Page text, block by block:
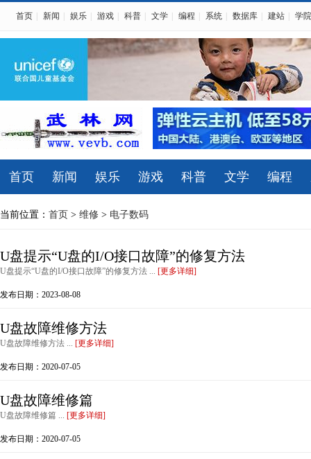
首页 新闻 娱乐 游戏 科普 文学 编程 系统 数据库 建站 学院
首页 新闻 娱乐 游戏 科普 文学 编程
当前位置： 首页 > 维修 > 电子数码
U盘提示“U盘的I/O接口故障”的修复方法
U盘提示“U盘的I/O接口故障”的修复方法 ... [更多详细]
发布日期：2023-08-08
U盘故障维修方法
U盘故障维修方法 ... [更多详细]
发布日期：2020-07-05
U盘故障维修篇
U盘故障维修篇 ... [更多详细]
发布日期：2020-07-05